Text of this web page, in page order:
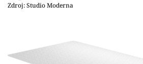
Zdroj: Studio Moderna